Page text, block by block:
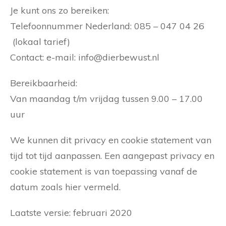
Je kunt ons zo bereiken:
Telefoonnummer Nederland: 085 – 047 04 26
(lokaal tarief)
Contact: e-mail: info@dierbewust.nl
Bereikbaarheid:
Van maandag t/m vrijdag tussen 9.00 – 17.00
uur
We kunnen dit privacy en cookie statement van
tijd tot tijd aanpassen. Een aangepast privacy en
cookie statement is van toepassing vanaf de
datum zoals hier vermeld.
Laatste versie: februari 2020